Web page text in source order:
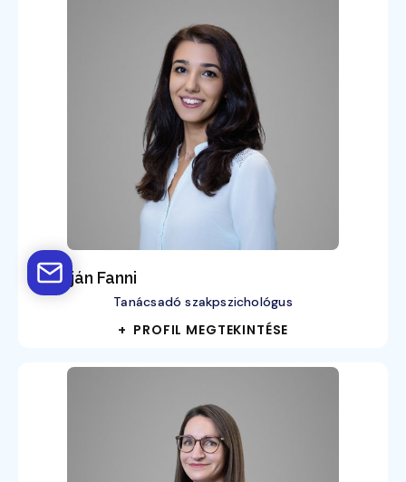
Adorján Fanni
Tanácsadó szakpszichológus
+ PROFIL MEGTEKINTÉSE